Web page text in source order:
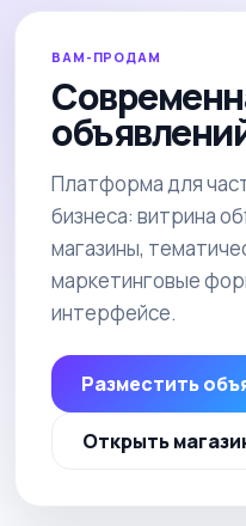
ВАМ-ПРОДАМ
Платформа для
бизнеса: витрина
магазины,
маркетинговые
интерфейсе.
Разместить
Открыть